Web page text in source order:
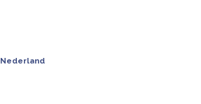
Nederland